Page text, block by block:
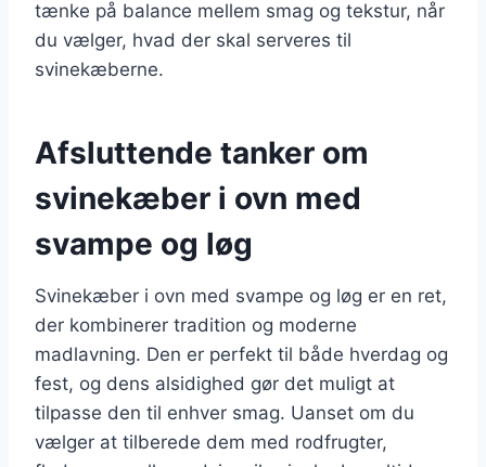
tænke på balance mellem smag og tekstur, når
du vælger, hvad der skal serveres til
svinekæberne.
Afsluttende tanker om
svinekæber i ovn med
svampe og løg
Svinekæber i ovn med svampe og løg er en ret,
der kombinerer tradition og moderne
madlavning. Den er perfekt til både hverdag og
fest, og dens alsidighed gør det muligt at
tilpasse den til enhver smag. Uanset om du
vælger at tilberede dem med rodfrugter,